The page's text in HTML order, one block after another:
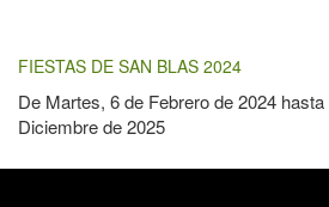
FIESTAS DE SAN BLAS 2024
De Martes, 6 de Febrero de 2024 hasta
Diciembre de 2025